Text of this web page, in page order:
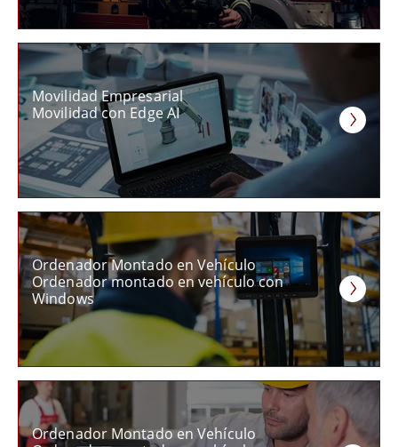
Movilidad Empresarial
Movilidad con Edge AI
Ordenador Montado en Vehículo
Ordenador montado en vehículo con
Windows
Ordenador Montado en Vehículo